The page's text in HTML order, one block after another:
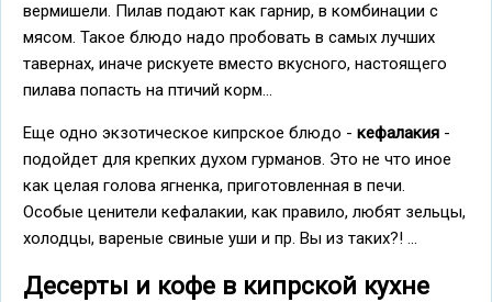
вермишели. Пилав подают как гарнир, в комбинации с
мясом. Такое блюдо надо пробовать в самых лучших
тавернах, иначе рискуете вместо вкусного, настоящего
пилава попасть на птичий корм...
Еще одно экзотическое кипрское блюдо - кефалакия -
подойдет для крепких духом гурманов. Это не что иное
как целая голова ягненка, приготовленная в печи.
Особые ценители кефалакии, как правило, любят зельцы,
холодцы, вареные свиные уши и пр. Вы из таких?! ...
Десерты и кофе в кипрской кухне